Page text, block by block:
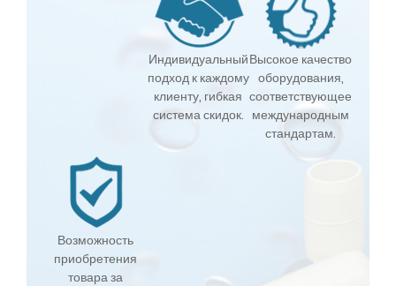
Индивидуальный
подход к каждому
клиенту, гибкая
система скидок.
Высокое качество
оборудования,
соответствующее
международным
стандартам.
Возможность
приобретения
товара за